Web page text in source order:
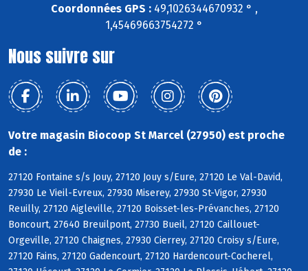
Coordonnées GPS :49,1026344670932 ° ,
1,45469663754272 °
Nous suivre sur
Votre magasin Biocoop St Marcel (27950) est proche
de :
27120 Fontaine s/s Jouy, 27120 Jouy s/Eure, 27120 Le Val-David,
27930 Le Vieil-Evreux, 27930 Miserey, 27930 St-Vigor, 27930
Reuilly, 27120 Aigleville, 27120 Boisset-les-Prévanches, 27120
Boncourt, 27640 Breuilpont, 27730 Bueil, 27120 Caillouet-
Orgeville, 27120 Chaignes, 27930 Cierrey, 27120 Croisy s/Eure,
27120 Fains, 27120 Gadencourt, 27120 Hardencourt-Cocherel,